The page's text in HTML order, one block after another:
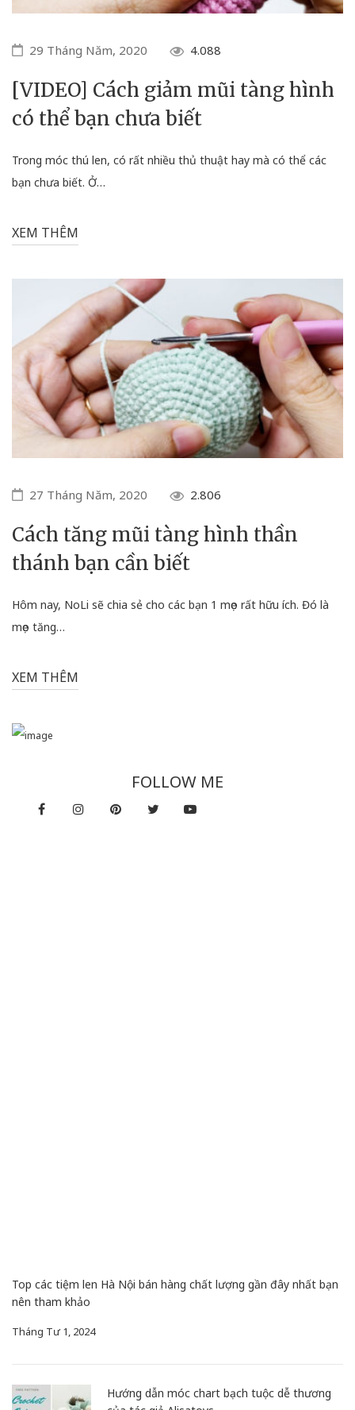
29 Tháng Năm, 2020 4.088
[VIDEO] Cách giảm mũi tàng hình
có thể bạn chưa biết
Trong móc thú len, có rất nhiều thủ thuật hay mà có thể các
bạn chưa biết. Ở…
XEM THÊM
27 Tháng Năm, 2020 2.806
Cách tăng mũi tàng hình thần
thánh bạn cần biết
Hôm nay, NoLi sẽ chia sẻ cho các bạn 1 mẹo rất hữu ích. Đó là
mẹo tăng…
XEM THÊM
FOLLOW ME
Top các tiệm len Hà Nội bán hàng chất lượng gần đây nhất bạn
nên tham khảo
Tháng Tư 1, 2024
Hướng dẫn móc chart bạch tuộc dễ thương